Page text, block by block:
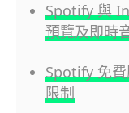
Spotify 與
預覽及即時
Spotify 免
限制